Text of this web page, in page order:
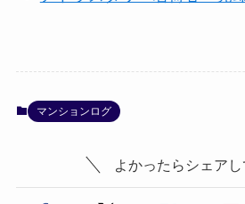
マンションログ
よかったらシェアし